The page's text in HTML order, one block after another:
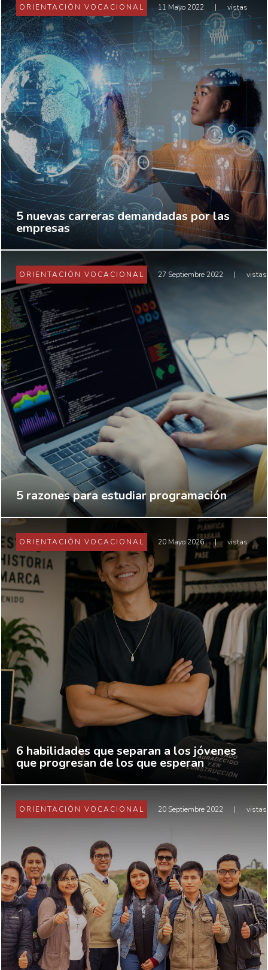
ORIENTACIÓN VOCACIONAL 11 Mayo 2022 | vistas
5 nuevas carreras demandadas por las
empresas
ORIENTACIÓN VOCACIONAL 27 Septiembre 2022 | vistas
5 razones para estudiar programación
ORIENTACIÓN VOCACIONAL 20 Mayo 2026 | vistas
6 habilidades que separan a los jóvenes
que progresan de los que esperan
ORIENTACIÓN VOCACIONAL 20 Septiembre 2022 | vistas